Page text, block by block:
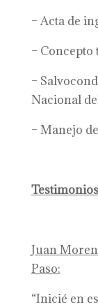
– Acta de
– Concepto
–
Nacional
– Manejo
Juan
Paso:
“Inicié en